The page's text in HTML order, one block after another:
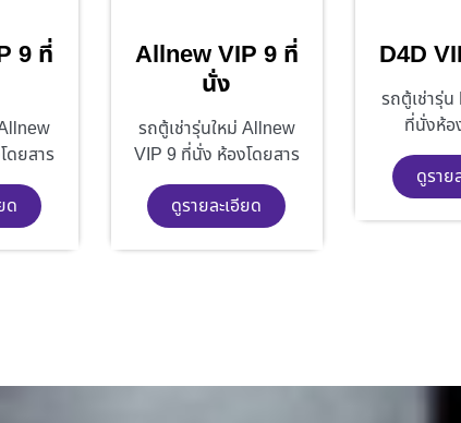
9 ที่
ดยสาร
ด
Allnew VIP 9 ที่
นั่ง
รถตู้เช่ารุ่นใหม่ Allnew
VIP 9 ที่นั่ง ห้องโดยสาร
ดูรายละเอียด
D4D
รถตู้เช่ารุ่
ที่นั่งห้อ
ดูราย